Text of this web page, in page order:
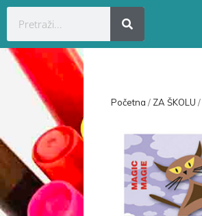
Početna / ZA ŠKOLU /